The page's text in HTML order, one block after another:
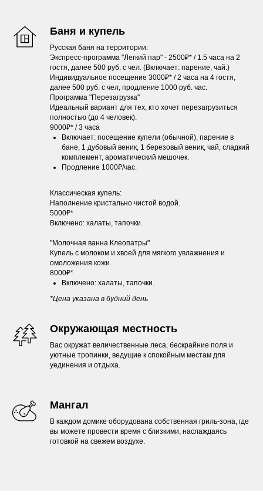
Баня и купель
Русская баня на территории:
Экспресс-программа "Легкий пар" - 2500₽* / 1.5 часа на 2
гостя, далее 500 руб. с чел. (Включает: парение, чай.)
Индивидуальное посещение 3000₽* / 2 часа на 4 гостя,
далее 500 руб. с чел, продление 1000 руб. час.
Программа "Перезагрузка"
Идеальный вариант для тех, кто хочет перезагрузиться
полностью (до 4 человек).
9000₽* / 3 часа
Включает: посещение купели (обычной), парение в
бане, 1 дубовый веник, 1 березовый веник, чай, сладкий
комплемент, ароматический мешочек.
Продление 1000₽/час.
Классическая купель:
Наполнение кристально чистой водой.
5000₽*
Включено: халаты, тапочки.
"Молочная ванна Клеопатры"
Купель с молоком и хвоей для мягкого увлажнения и
омоложения кожи.
8000₽*
Включено: халаты, тапочки.
*Цена указана в будний день
Окружающая местность
Вас окружат величественные леса, бескрайние поля и
уютные тропинки, ведущие к спокойным местам для
уединения и отдыха.
Мангал
В каждом домике оборудована собственная гриль-зона, где
вы можете провести время с близкими, наслаждаясь
готовкой на свежем воздухе.